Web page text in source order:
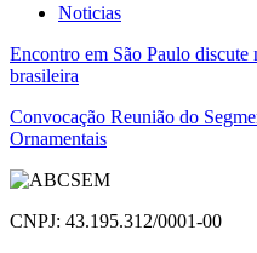
Noticias
Navegação
de
Post
Encontro em São Paulo discute
brasileira
Convocação Reunião do
Ornamentais
CNPJ: 43.195.312/0001-00